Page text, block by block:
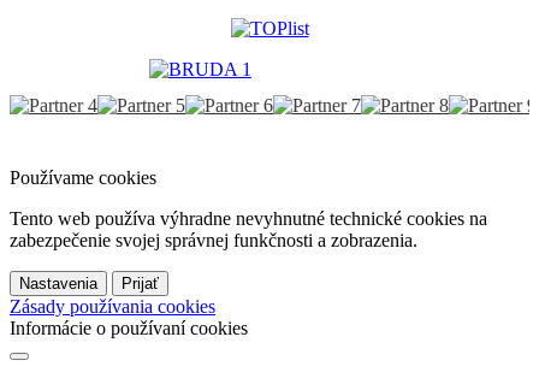
Používame cookies
Tento web používa výhradne nevyhnutné technické cookies na
zabezpečenie svojej správnej funkčnosti a zobrazenia.
Nastavenia Prijať
Zásady používania cookies
Informácie o používaní cookies